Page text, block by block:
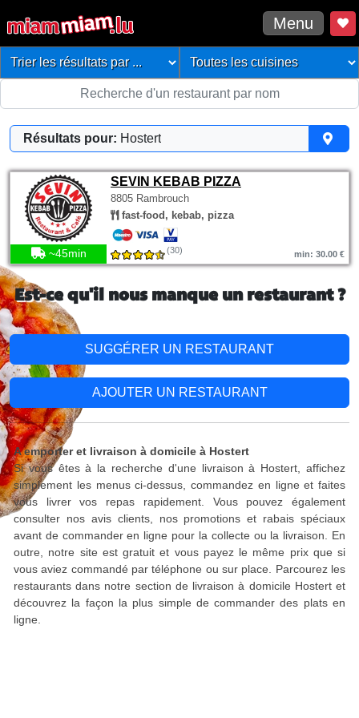
Menu
Résultats pour: Hostert
SEVIN KEBAB PIZZA
8805 Rambrouch
fast-food, kebab, pizza
~45min (30) min: 30.00 €
Est-ce qu'il nous manque un restaurant ?
SUGGÉRER UN RESTAURANT
AJOUTER UN RESTAURANT
A emporter et livraison à domicile à Hostert
Si vous êtes à la recherche d'une livraison à Hostert, affichez
simplement les menus ci-dessus, commandez en ligne et faites
vous livrer vos repas rapidement. Vous pouvez également
consulter nos avis clients, nos promotions et rabais spéciaux
avant de commander en ligne pour la collecte ou la livraison. En
outre, notre site est gratuit et vous payez le même prix que si
vous aviez commandé par téléphone ou sur place. Parcourez les
restaurants dans notre section de livraison à domicile Hostert et
découvrez la façon la plus simple de commander des plats en
ligne.